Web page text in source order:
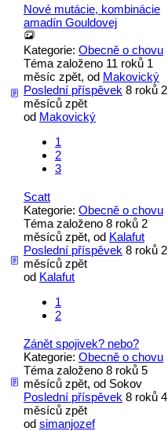
Nové mutácie, kombinácie
amadín Gouldovej
Kategorie: Obecně o chovu
Téma založeno 11 roků 1
měsíc zpět, od Makovický
Poslední příspěvek 8 roků 2
měsíců zpět
od Makovický
1
2
3
Scatt
Kategorie: Obecně o chovu
Téma založeno 8 roků 2
měsíců zpět, od Kalafut
Poslední příspěvek 8 roků 2
měsíců zpět
od Kalafut
1
2
Zánět spojivek? nebo?
Kategorie: Obecně o chovu
Téma založeno 8 roků 5
měsíců zpět, od Sokov
Poslední příspěvek 8 roků 4
měsíců zpět
od simanjozef